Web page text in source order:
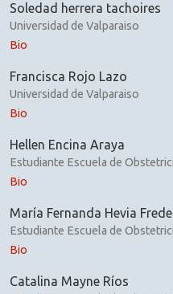
Soledad herrera tachoires
Universidad de Valparaiso
Bio
Francisca Rojo Lazo
Universidad de Valparaiso
Bio
Hellen Encina Araya
Estudiante Escuela de
Bio
María Fernanda Hevia
Estudiante Escuela de
Bio
Catalina Mayne Ríos